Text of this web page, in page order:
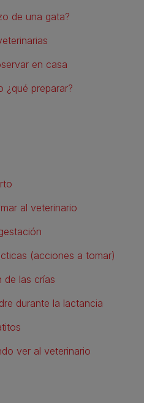
de una gata?
en casa
¿qué preparar?
al veterinario
(acciones a tomar)
de las crías
durante la lactancia
ver al veterinario